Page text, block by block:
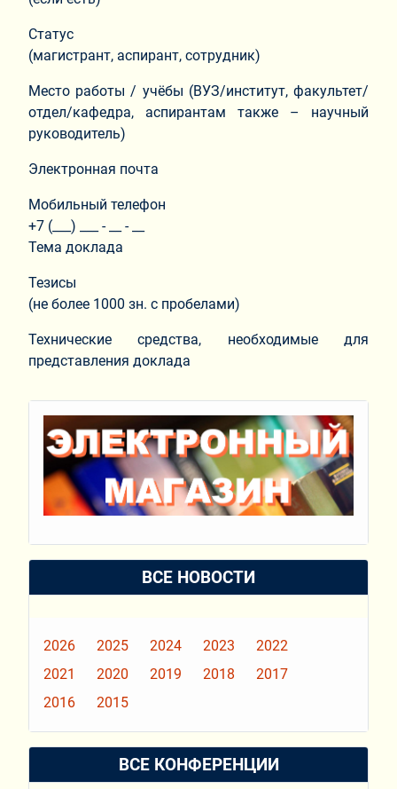
Статус
(магистрант, аспирант, сотрудник)
Место работы / учёбы (ВУЗ/институт, факультет/
отдел/кафедра, аспирантам также – научный
руководитель)
Электронная почта
Мобильный телефон
+7 (___) ___ - __ - __
Тема доклада
Тезисы
(не более 1000 зн. с пробелами)
Технические средства, необходимые для
представления доклада
ВСЕ НОВОСТИ
2026 2025 2024 2023
2022
2021
2020 2019 2018
2017
2016
2015
ВСЕ КОНФЕРЕНЦИИ